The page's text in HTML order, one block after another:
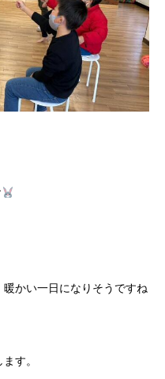
かい一日になりそうですね
す。